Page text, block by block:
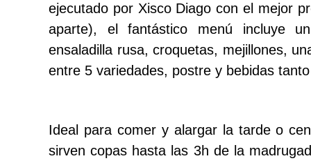
ejecutado por Xisco Diago con el mejor
aparte), el fantástico menú incluye
ensaladilla rusa, croquetas, mejillones,
entre 5 variedades, postre y bebidas
Ideal para comer y alargar la tarde o
sirven copas hasta las 3h de la